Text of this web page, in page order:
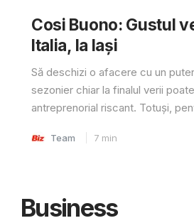
Cosi Buono: Gustul
Italia, la Iași
Să deschizi o afacere cu un
sezonier chiar la finalul verii
antreprenorial riscant. Totuși,
Team 7 min
Business